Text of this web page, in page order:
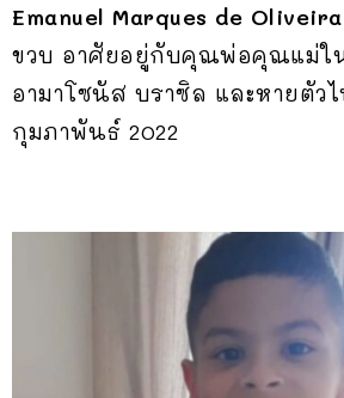
Emanuel Marques de Oliveira
ขวบ อาศัยอยู่กับคุณพ่อคุณแม่ใน
อามาโซนัส บราซิล และหายตัว
กุมภาพันธ์ 2022